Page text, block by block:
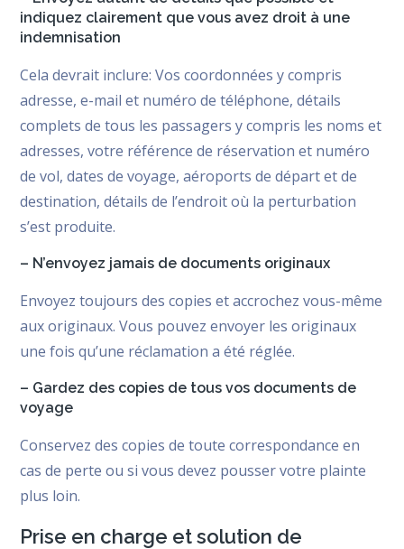
indiquez clairement que vous avez droit à une
indemnisation
Cela devrait inclure: Vos coordonnées y compris
adresse, e-mail et numéro de téléphone, détails
complets de tous les passagers y compris les noms et
adresses, votre référence de réservation et numéro
de vol, dates de voyage, aéroports de départ et de
destination, détails de l’endroit où la perturbation
s’est produite.
– N’envoyez jamais de documents originaux
Envoyez toujours des copies et accrochez vous-même
aux originaux. Vous pouvez envoyer les originaux
une fois qu’une réclamation a été réglée.
– Gardez des copies de tous vos documents de
voyage
Conservez des copies de toute correspondance en
cas de perte ou si vous devez pousser votre plainte
plus loin.
Prise en charge et solution de